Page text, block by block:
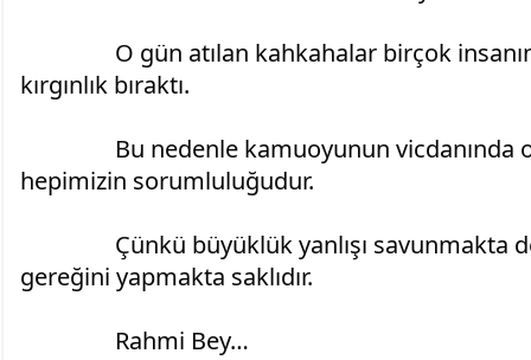
kırgınlık bıraktı.
hepimizin sorumluluğudur.
gereğini yapmakta saklıdır.
		Rahmi Bey…